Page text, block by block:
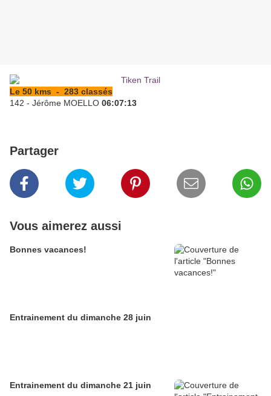
Le 50 kms - 283 classés
142 - Jérôme MOELLO 06:07:13
Partager
Vous aimerez aussi
Bonnes vacances!
Entrainement du dimanche 28 juin
Entrainement du dimanche 21 juin